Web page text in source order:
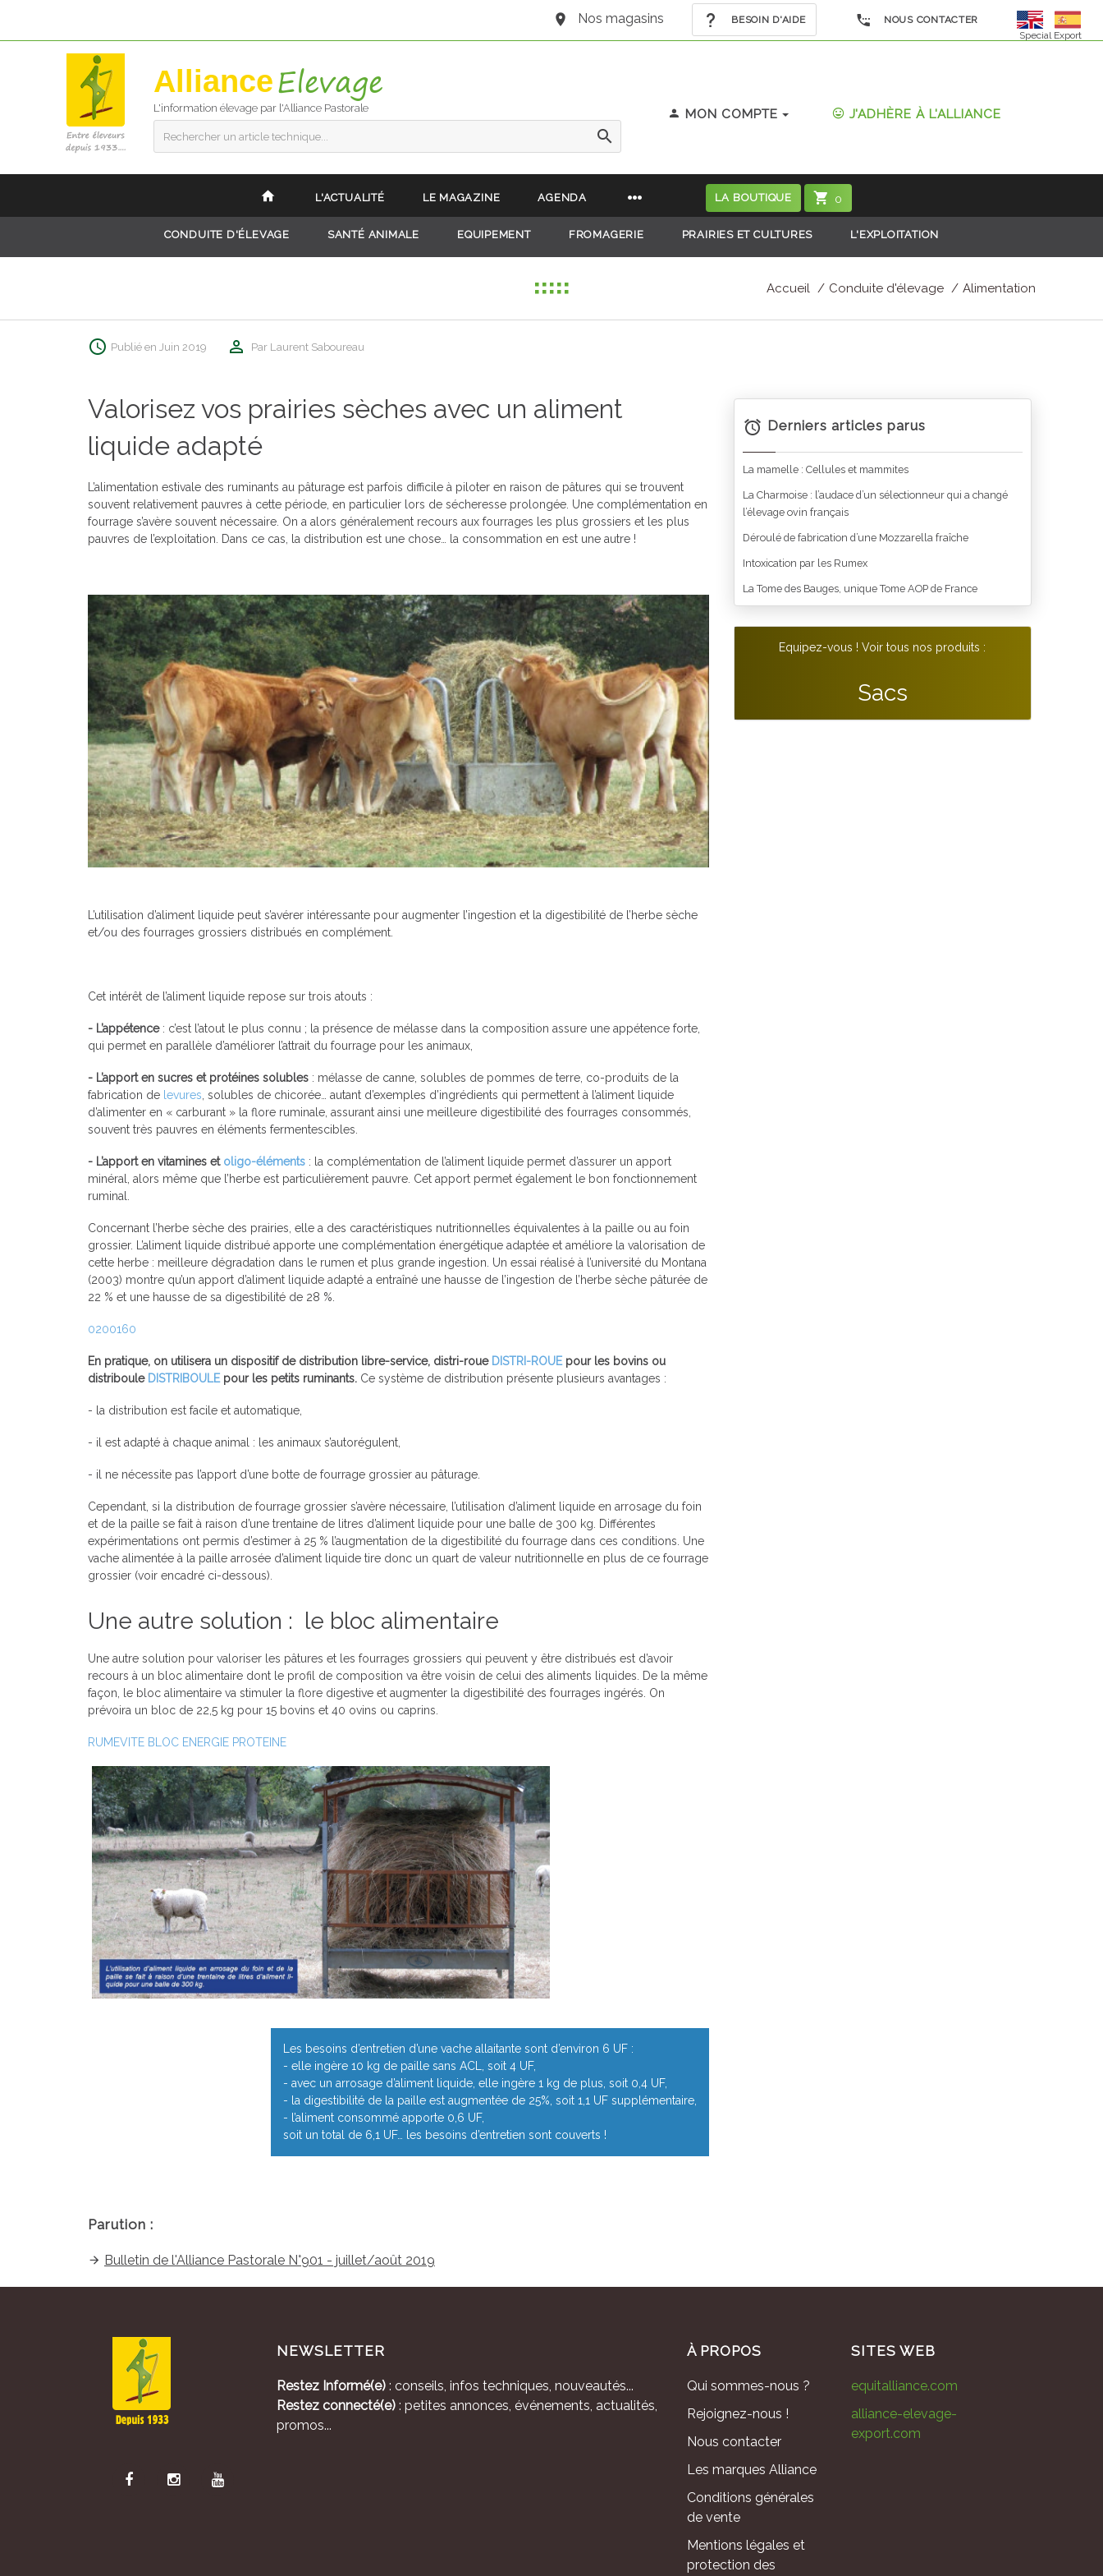
Nos magasins BESOIN D'AIDE
NOUS CONTACTER
Special Export
Alliance
L'information élevage par l'Alliance Pastorale
Rechercher un article technique...
MON COMPTE J'ADHÈRE À L'ALLIANCE
L'ACTUALITÉ LE MAGAZINE AGENDA LA BOUTIQUE 0
CONDUITE D'ÉLEVAGE SANTÉ ANIMALE EQUIPEMENT FROMAGERIE PRAIRIES ET CULTURES L'EXPLOITATION
Accueil Conduite d'élevage Alimentation
Publié en Juin 2019 Par Laurent Saboureau
Valorisez vos prairies sèches avec un aliment
liquide adapté
L’alimentation estivale des ruminants au pâturage est parfois difficile à piloter en raison de pâtures qui se trouvent
souvent relativement pauvres à cette période, en particulier lors de sécheresse prolongée. Une complémentation en
fourrage s’avère souvent nécessaire. On a alors généralement recours aux fourrages les plus grossiers et les plus
pauvres de l’exploitation. Dans ce cas, la distribution est une chose… la consommation en est une autre !
L’utilisation d’aliment liquide peut s’avérer intéressante pour augmenter l’ingestion et la digestibilité de l’herbe sèche
et/ou des fourrages grossiers distribués en complément.
Cet intérêt de l’aliment liquide repose sur trois atouts :
- L’appétence: c’est l’atout le plus connu ; la présence de mélasse dans la composition assure une appétence forte,
qui permet en parallèle d’améliorer l’attrait du fourrage pour les animaux,
- L’apport en sucres et protéines solubles : mélasse de canne, solubles de pommes de terre, co-produits de la
fabrication de levures , solubles de chicorée… autant d’exemples d’ingrédients qui permettent à l’aliment liquide
d’alimenter en « carburant » la flore ruminale, assurant ainsi une meilleure digestibilité des fourrages consommés,
souvent très pauvres en éléments fermentescibles.
- L’apport en vitamines et oligo-éléments : la complémentation de l’aliment liquide permet d’assurer un apport
minéral, alors même que l’herbe est particulièrement pauvre. Cet apport permet également le bon fonctionnement
ruminal.
Concernant l’herbe sèche des prairies, elle a des caractéristiques nutritionnelles équivalentes à la paille ou au foin
grossier. L’aliment liquide distribué apporte une complémentation énergétique adaptée et améliore la valorisation de
cette herbe : meilleure dégradation dans le rumen et plus grande ingestion. Un essai réalisé à l’université du Montana
(2003) montre qu’un apport d’aliment liquide adapté a entraîné une hausse de l’ingestion de l’herbe sèche pâturée de
22 % et une hausse de sa digestibilité de 28 %.
0200160
En pratique, on utilisera un dispositif de distribution libre-service, distri-roue DISTRI-ROUE pour les bovins ou
distriboule DISTRIBOULE pour les petits ruminants. Ce système de distribution présente plusieurs avantages :
- la distribution est facile et automatique,
- il est adapté à chaque animal : les animaux s’autorégulent,
- il ne nécessite pas l’apport d’une botte de fourrage grossier au pâturage.
Cependant, si la distribution de fourrage grossier s’avère nécessaire, l’utilisation d’aliment liquide en arrosage du foin
et de la paille se fait à raison d’une trentaine de litres d’aliment liquide pour une balle de 300 kg. Différentes
expérimentations ont permis d’estimer à 25 % l’augmentation de la digestibilité du fourrage dans ces conditions. Une
vache alimentée à la paille arrosée d’aliment liquide tire donc un quart de valeur nutritionnelle en plus de ce fourrage
grossier (voir encadré ci-dessous).
Une autre solution : le bloc alimentaire
Une autre solution pour valoriser les pâtures et les fourrages grossiers qui peuvent y être distribués est d’avoir
recours à un bloc alimentaire dont le profil de composition va être voisin de celui des aliments liquides. De la même
façon, le bloc alimentaire va stimuler la flore digestive et augmenter la digestibilité des fourrages ingérés. On
prévoira un bloc de 22,5 kg pour 15 bovins et 40 ovins ou caprins.
RUMEVITE BLOC ENERGIE PROTEINE
Les besoins d’entretien d’une vache allaitante sont d’environ 6 UF :
- elle ingère 10 kg de paille sans ACL, soit 4 UF,
- avec un arrosage d’aliment liquide, elle ingère 1 kg de plus, soit 0,4 UF,
- la digestibilité de la paille est augmentée de 25%, soit 1,1 UF supplémentaire,
- l’aliment consommé apporte 0,6 UF,
soit un total de 6,1 UF… les besoins d’entretien sont couverts !
Derniers articles parus
La mamelle : Cellules et mammites
La Charmoise : l’audace d’un sélectionneur qui a changé
l’élevage ovin français
Déroulé de fabrication d’une Mozzarella fraîche
Intoxication par les Rumex
La Tome des Bauges, unique Tome AOP de France
Equipez-vous ! Voir tous nos produits :
Sacs
Parution :
Bulletin de l'Alliance Pastorale N°901 - juillet/août 2019
À PROPOS
Qui sommes-nous ?
Rejoignez-nous !
Nous contacter
Les marques Alliance
Conditions générales
de vente
Mentions légales et
protection des
SITES WEB
equitalliance.com
alliance-elevage-
export.com
NEWSLETTER
Restez Informé(e) : conseils, infos techniques, nouveautés...
Restez connecté(e) : petites annonces, événements, actualités,
promos...